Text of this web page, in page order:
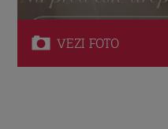
VEZI FOTO